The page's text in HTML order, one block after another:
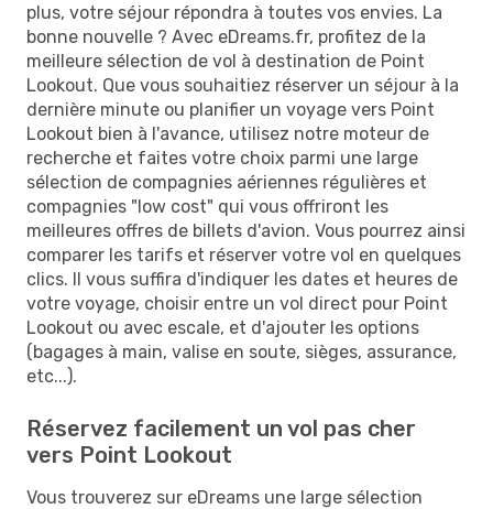
plus, votre séjour répondra à toutes vos envies. La
bonne nouvelle ? Avec eDreams.fr, profitez de la
meilleure sélection de vol à destination de Point
Lookout. Que vous souhaitiez réserver un séjour à la
dernière minute ou planifier un voyage vers Point
Lookout bien à l'avance, utilisez notre moteur de
recherche et faites votre choix parmi une large
sélection de compagnies aériennes régulières et
compagnies "low cost" qui vous offriront les
meilleures offres de billets d'avion. Vous pourrez ainsi
comparer les tarifs et réserver votre vol en quelques
clics. Il vous suffira d'indiquer les dates et heures de
votre voyage, choisir entre un vol direct pour Point
Lookout ou avec escale, et d'ajouter les options
(bagages à main, valise en soute, sièges, assurance,
etc...).
Réservez facilement un vol pas cher
vers Point Lookout
Vous trouverez sur eDreams une large sélection